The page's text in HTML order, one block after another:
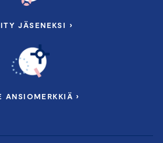
JÄSENEKSI ›
ANSIOMERKKIÄ ›